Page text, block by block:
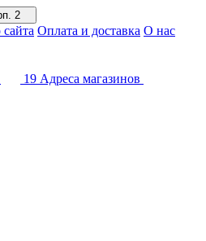
2
Оплата и доставка О нас
19 Адреса магазинов